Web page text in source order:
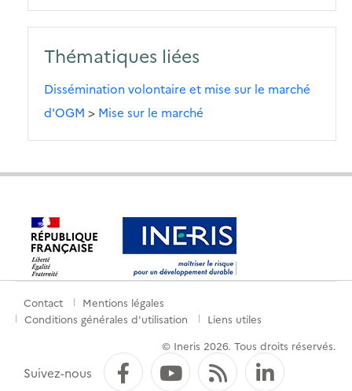
Thématiques liées
Dissémination volontaire et mise sur le marché
d'OGM > Mise sur le marché
Menu
pied
Contact
Mentions légales
Conditions générales d'utilisation
Liens utiles
© Ineris 2026. Tous droits réservés.
Suivez-nous FacebookYouTube
Flux RSS